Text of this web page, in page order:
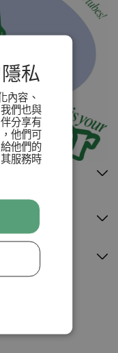
私
內容、
們也與
分享有
他們可
他們的
服務時